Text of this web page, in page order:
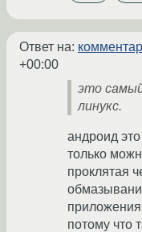
Ответ на:
+00:00
это
линукс.
андроид
только
проклятая
приложения
потому что